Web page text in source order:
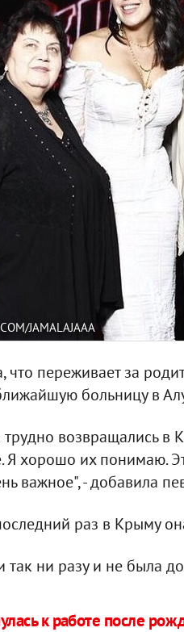
JAMALAJAAA
что переживает за
больницу в
трудно возвращались
Я хорошо их понимаю.
важное", - добавила
раз в Крыму
так ни разу и не была
к работе после